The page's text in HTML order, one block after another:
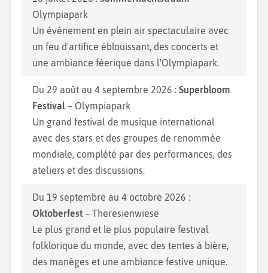
Olympiapark
Un événement en plein air spectaculaire avec
un feu d'artifice éblouissant, des concerts et
une ambiance féerique dans l'Olympiapark.
Du 29 août au 4 septembre 2026 : Superbloom
Festival – Olympiapark
Un grand festival de musique international
avec des stars et des groupes de renommée
mondiale, complété par des performances, des
ateliers et des discussions.
Du 19 septembre au 4 octobre 2026 :
Oktoberfest – Theresienwiese
Le plus grand et le plus populaire festival
folklorique du monde, avec des tentes à bière,
des manèges et une ambiance festive unique.